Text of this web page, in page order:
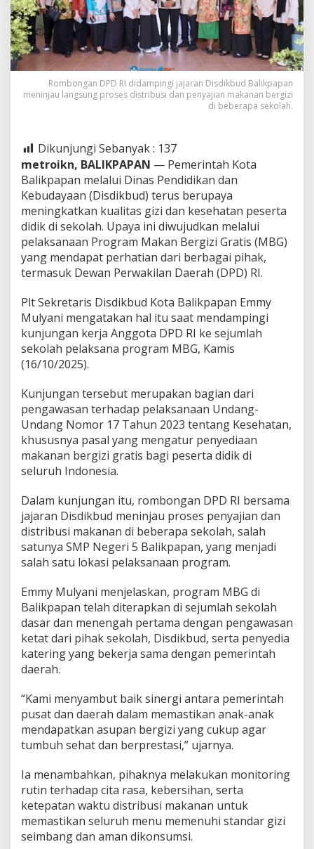
Rombongan DPD RI didampingi jajaran Disdikbud Balikpapan
meninjau langsung proses distribusi dan penyajian makanan bergizi
di beberapa sekolah.
Dikunjungi Sebanyak : 137
metroikn, BALIKPAPAN — Pemerintah Kota
Balikpapan melalui Dinas Pendidikan dan
Kebudayaan (Disdikbud) terus berupaya
meningkatkan kualitas gizi dan kesehatan peserta
didik di sekolah. Upaya ini diwujudkan melalui
pelaksanaan Program Makan Bergizi Gratis (MBG)
yang mendapat perhatian dari berbagai pihak,
termasuk Dewan Perwakilan Daerah (DPD) RI.
Plt Sekretaris Disdikbud Kota Balikpapan Emmy
Mulyani mengatakan hal itu saat mendampingi
kunjungan kerja Anggota DPD RI ke sejumlah
sekolah pelaksana program MBG, Kamis
(16/10/2025).
Kunjungan tersebut merupakan bagian dari
pengawasan terhadap pelaksanaan Undang-
Undang Nomor 17 Tahun 2023 tentang Kesehatan,
khususnya pasal yang mengatur penyediaan
makanan bergizi gratis bagi peserta didik di
seluruh Indonesia.
Dalam kunjungan itu, rombongan DPD RI bersama
jajaran Disdikbud meninjau proses penyajian dan
distribusi makanan di beberapa sekolah, salah
satunya SMP Negeri 5 Balikpapan, yang menjadi
salah satu lokasi pelaksanaan program.
Emmy Mulyani menjelaskan, program MBG di
Balikpapan telah diterapkan di sejumlah sekolah
dasar dan menengah pertama dengan pengawasan
ketat dari pihak sekolah, Disdikbud, serta penyedia
katering yang bekerja sama dengan pemerintah
daerah.
“Kami menyambut baik sinergi antara pemerintah
pusat dan daerah dalam memastikan anak-anak
mendapatkan asupan bergizi yang cukup agar
tumbuh sehat dan berprestasi,” ujarnya.
Ia menambahkan, pihaknya melakukan monitoring
rutin terhadap cita rasa, kebersihan, serta
ketepatan waktu distribusi makanan untuk
memastikan seluruh menu memenuhi standar gizi
seimbang dan aman dikonsumsi.